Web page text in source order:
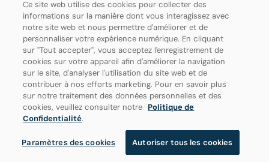
Politique de confidentialité
Paramètres des cookies
© 2026 Tennis Canada, tous droits réservés.
Ce site web utilise des cookies pour collecter des
informations sur la manière dont vous interagissez avec
notre site web et nous permettre d'améliorer et de
personnaliser votre expérience numérique. En cliquant
sur "Tout accepter", vous acceptez l'enregistrement de
cookies sur votre appareil afin d'améliorer la navigation
sur le site, d'analyser l'utilisation du site web et de
contribuer à nos efforts marketing. Pour en savoir plus
sur notre traitement des données personnelles et des
cookies, veuillez consulter notre Politique de
Confidentialité.
Paramètres des cookies Autoriser tous les cookies